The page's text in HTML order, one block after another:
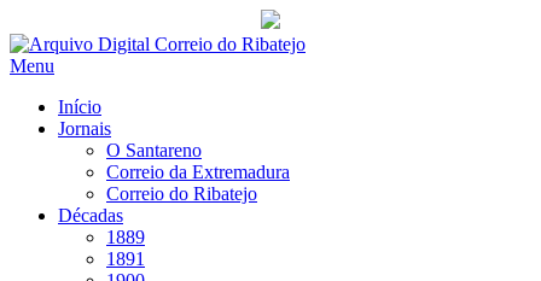
Saltar
para
Menu
Início
Jornais
O Santareno
Correio da Extremadura
Correio do Ribatejo
Décadas
1889
1891